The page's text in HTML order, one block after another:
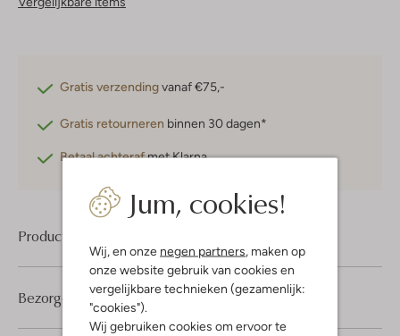
Jum, cookies!
Wij, en onze negen partners , maken op
onze website gebruik van cookies en
vergelijkbare technieken (gezamenlijk:
"cookies").
Wij gebruiken cookies om ervoor te
Gratis verzendingvanaf €75,-
Gratis retourneren binnen 30 dagen*
Betaal achterafmet Klarna
Product informatie
Bezorgen & retourneren